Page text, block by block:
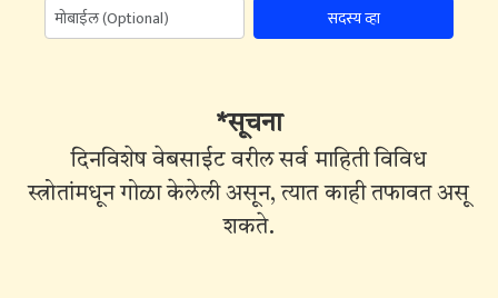
सदस्य व्हा
*सूचना
दिनविशेष वेबसाईट वरील सर्व माहिती विविध
स्त्रोतांमधून गोळा केलेली असून, त्यात काही तफावत असू
शकते.